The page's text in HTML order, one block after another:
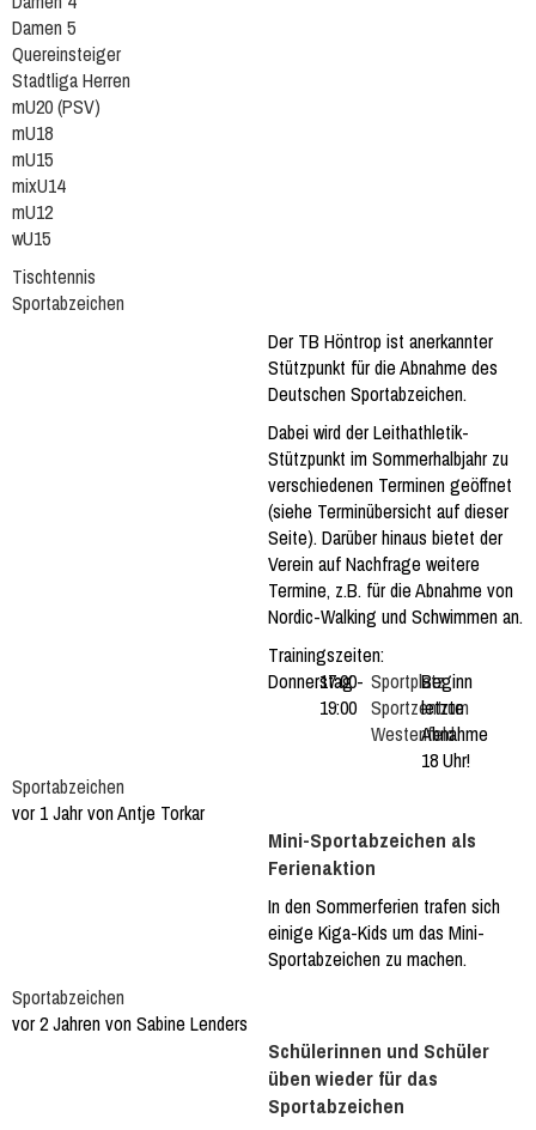
Damen 5
Quereinsteiger
Stadtliga Herren
mU20 (PSV)
mU18
mU15
mixU14
mU12
wU15
Tischtennis
Sportabzeichen
Der TB Höntrop ist anerkannter
Stützpunkt für die Abnahme des
Deutschen Sportabzeichen.
Dabei wird der Leithathletik-
Stützpunkt im Sommerhalbjahr zu
verschiedenen Terminen geöffnet
(siehe Terminübersicht auf dieser
Seite). Darüber hinaus bietet der
Verein auf Nachfrage weitere
Termine, z.B. für die Abnahme von
Nordic-Walking und Schwimmen an.
Trainingszeiten:
Donnerstag
17:00-
19:00
Sportplatz
Sportzentrum
Westenfeld
Beginn
letzte
Abnahme
18 Uhr!
Sportabzeichen
vor 1 Jahr von Antje Torkar
Mini-Sportabzeichen als
Ferienaktion
In den Sommerferien trafen sich
einige Kiga-Kids um das Mini-
Sportabzeichen zu machen.
Sportabzeichen
vor 2 Jahren von Sabine Lenders
Schülerinnen und Schüler
üben wieder für das
Sportabzeichen